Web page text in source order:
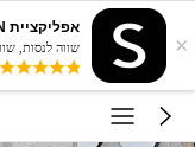
×
אפליקציית SHEIN - מוכן, הכן, סטייל!
שווה לנסות,